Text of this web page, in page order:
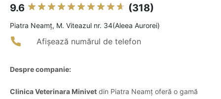
9.6 (318)
Piatra Neamţ, M. Viteazul nr. 34(Aleea Aurorei)
Afișează numărul de telefon
Despre companie:
Clinica Veterinara Minivet din Piatra Neamț oferă o gamă